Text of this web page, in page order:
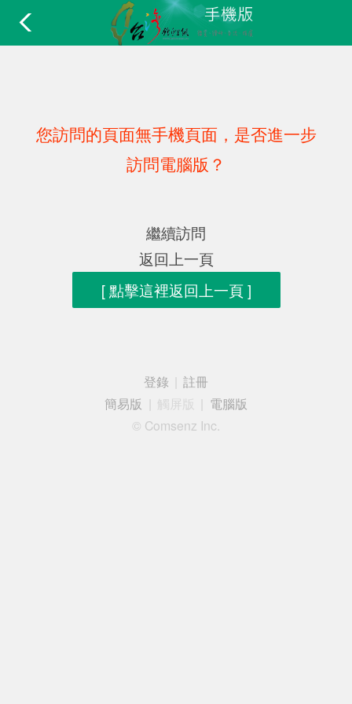
您訪問的頁面無手機頁面，是否進一步
訪問電腦版？
繼續訪問
返回上一頁
[ 點擊這裡返回上一頁 ]
登錄
註冊
簡易版
觸屏版
電腦版
© Comsenz Inc.